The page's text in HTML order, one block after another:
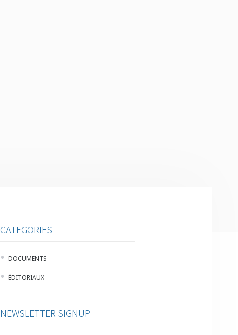
CATEGORIES
DOCUMENTS
ÉDITORIAUX
NEWSLETTER SIGNUP